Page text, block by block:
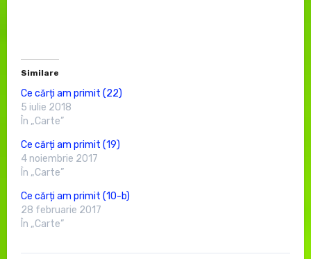
Similare
Ce cărți am primit (22)
5 iulie 2018
În „Carte”
Ce cărți am primit (19)
4 noiembrie 2017
În „Carte”
Ce cărți am primit (10-b)
28 februarie 2017
În „Carte”